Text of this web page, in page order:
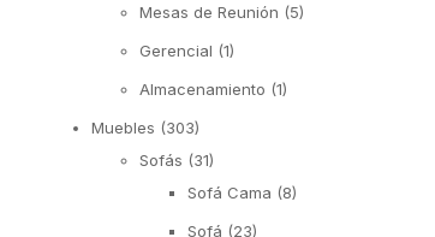
Mesas de Reunión (5)
Gerencial (1)
Almacenamiento (1)
Muebles (303)
Sofás (31)
Sofá Cama (8)
Sofá (23)